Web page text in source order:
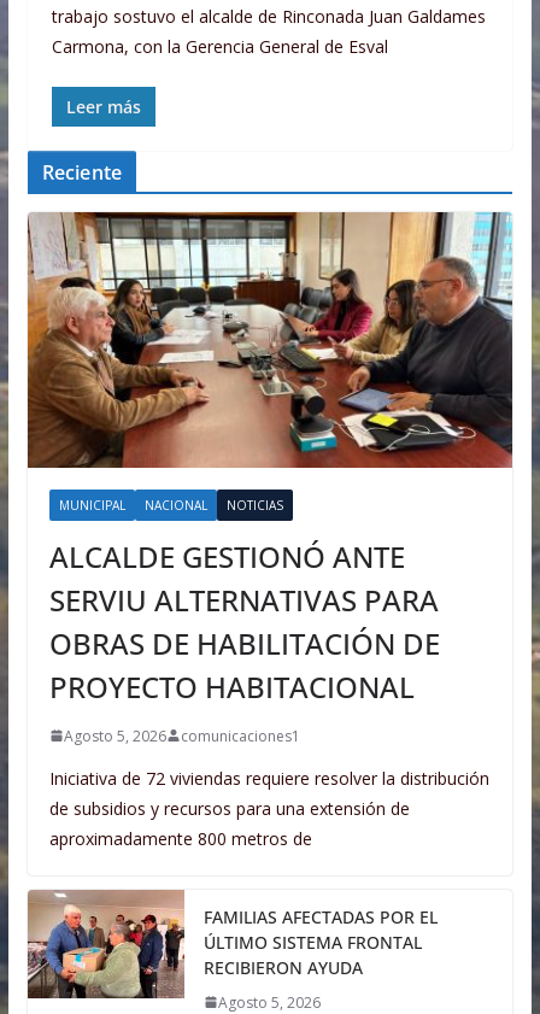
trabajo sostuvo el alcalde de Rinconada Juan Galdames
Carmona, con la Gerencia General de Esval
Leer más
Reciente
MUNICIPAL NACIONAL NOTICIAS
ALCALDE GESTIONÓ ANTE
SERVIU ALTERNATIVAS PARA
OBRAS DE HABILITACIÓN DE
PROYECTO HABITACIONAL
Agosto 5, 2026 comunicaciones1
Iniciativa de 72 viviendas requiere resolver la distribución
de subsidios y recursos para una extensión de
aproximadamente 800 metros de
FAMILIAS AFECTADAS POR EL
ÚLTIMO SISTEMA FRONTAL
RECIBIERON AYUDA
Agosto 5, 2026